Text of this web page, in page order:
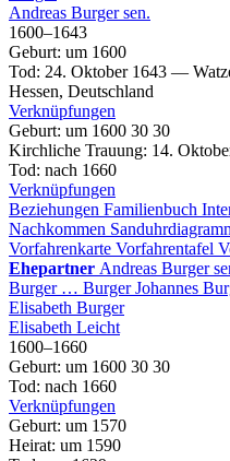
Andreas Burgersen.
1600–1643
Geburt: um 1600
Tod: 24. Oktober 1643 —
Hessen, Deutschland
Verknüpfungen
Geburt: um 1600 30 30
Kirchliche Trauung: 14.
Tod: nach 1660
Verknüpfungen
Beziehungen Familienbuch
Nachkommen
Vorfahrenkarte Vorfahrentafel
Ehepartner Andreas Burger
Burger … Burger Johannes
Elisabeth Burger
Elisabeth Leicht
1600–1660
Geburt: um 1600 30 30
Tod: nach 1660
Verknüpfungen
Geburt: um 1570
Heirat: um 1590